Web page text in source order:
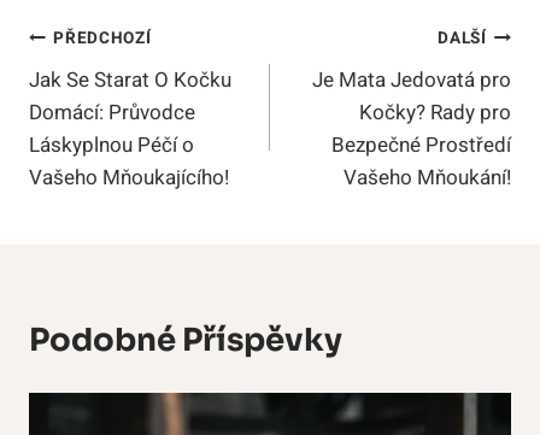
Navigace
Pro
Příspěvek
PŘEDCHOZÍ
Jak Se Starat O Kočku
Domácí: Průvodce
Láskyplnou Péčí o
Vašeho Mňoukajícího!
DALŠÍ
Je Mata Jedovatá pro
Kočky? Rady pro
Bezpečné Prostředí
Vašeho Mňoukání!
Podobné Příspěvky